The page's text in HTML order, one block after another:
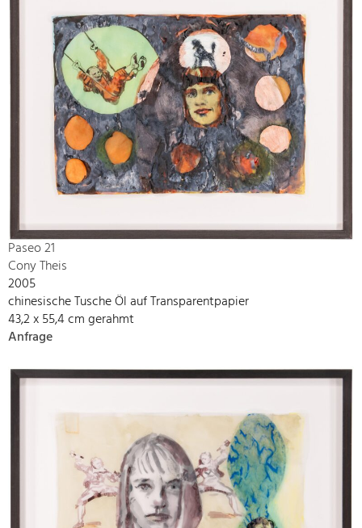
Paseo 21
Cony Theis
2005
chinesische Tusche Öl auf Transparentpapier
43,2 x 55,4 cm gerahmt
Anfrage